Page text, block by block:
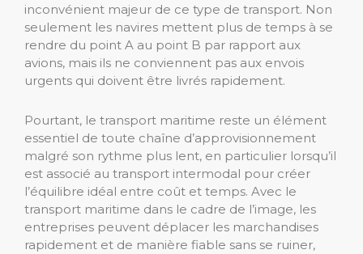
inconvénient majeur de ce type de transport. Non
seulement les navires mettent plus de temps à se
rendre du point A au point B par rapport aux
avions, mais ils ne conviennent pas aux envois
urgents qui doivent être livrés rapidement.
Pourtant, le transport maritime reste un élément
essentiel de toute chaîne d’approvisionnement
malgré son rythme plus lent, en particulier lorsqu’il
est associé au transport intermodal pour créer
l’équilibre idéal entre coût et temps. Avec le
transport maritime dans le cadre de l’image, les
entreprises peuvent déplacer les marchandises
rapidement et de manière fiable sans se ruiner,